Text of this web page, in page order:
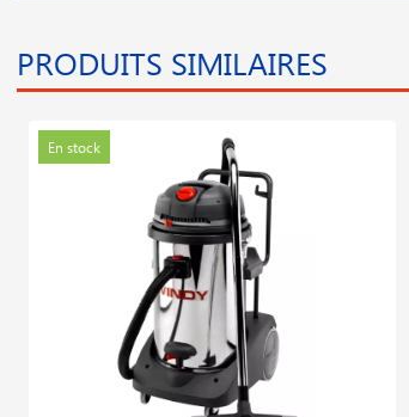
PRODUITS SIMILAIRES
En stock